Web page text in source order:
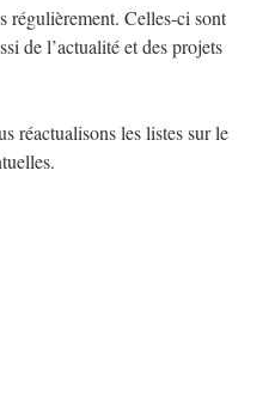
régulièrement. Celles-ci sont
de l’actualité et des projets
réactualisons les listes sur le